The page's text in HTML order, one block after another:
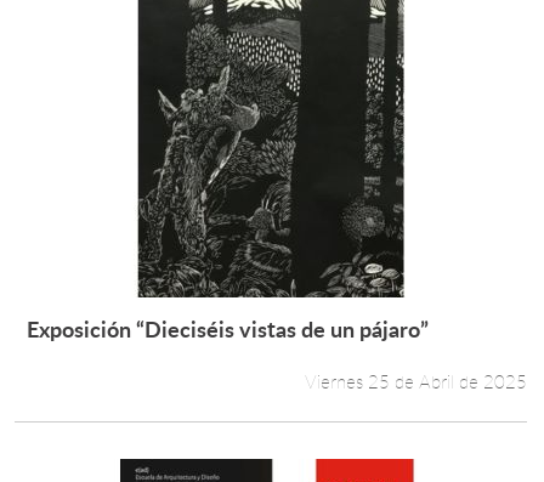
Leer más +
Exposición “Dieciséis vistas de un pájaro”
Viernes 25 de Abril de 2025